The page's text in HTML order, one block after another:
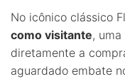
No icônico clássico
como visitante,
diretamente a
aguardado embate